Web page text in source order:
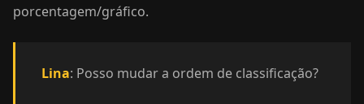
porcentagem/gráfico.
Lina: Posso mudar a ordem de classificação?